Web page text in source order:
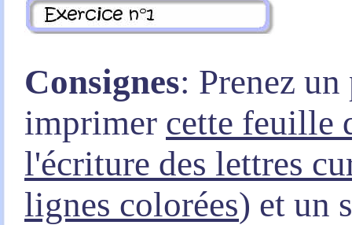
Consignes: Prenez
imprimer cette feuille
l'écriture des lettres
lignes colorées) et un